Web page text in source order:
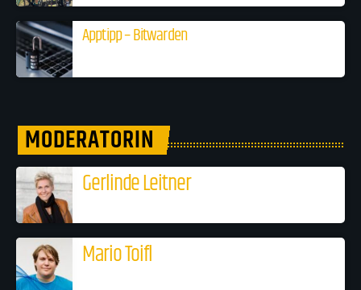
Apptipp – Bitwarden
MODERATORIN
Gerlinde Leitner
Mario Toifl